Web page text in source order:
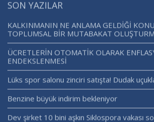
SON YAZILAR
KALKINMANIN NE ANLAMA GELDİĞİ
TOPLUMSAL BİR MUTABAKAT
ÜCRETLERİN OTOMATİK OLARAK
ENDEKSLENMESİ
Lüks spor salonu zinciri satışta! Dudak
Benzine büyük indirim bekleniyor
Dev şirket 10 bini aşkın Siklospora vakası